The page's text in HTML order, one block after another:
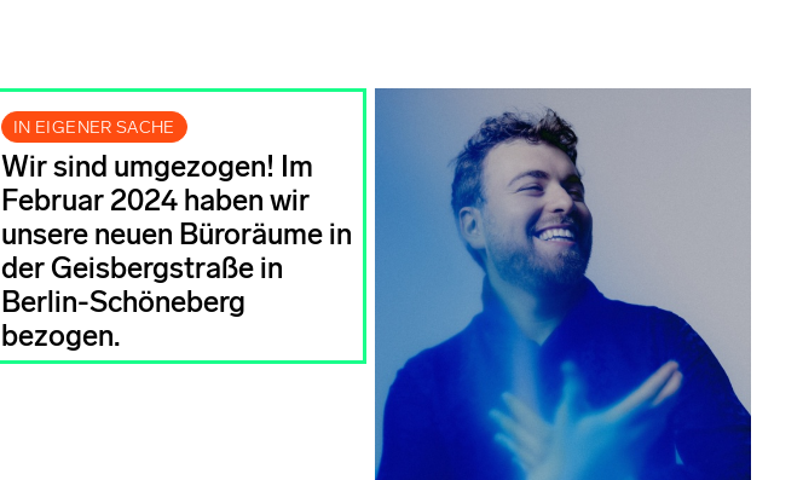
IN EIGENER SACHE
Wir sind umgezogen! Im
Februar 2024 haben wir
unsere neuen Büroräume in
der Geisbergstraße in
Berlin-Schöneberg
bezogen.